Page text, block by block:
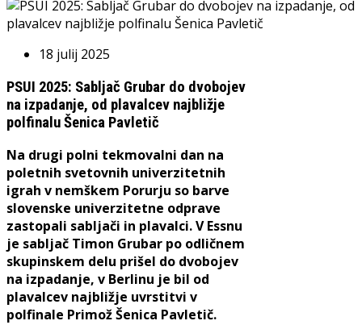
18 julij 2025
PSUI 2025: Sabljač Grubar do dvobojev
na izpadanje, od plavalcev najbližje
polfinalu Šenica Pavletič
Na drugi polni tekmovalni dan na
poletnih svetovnih univerzitetnih
igrah v nemškem Porurju so barve
slovenske univerzitetne odprave
zastopali sabljači in plavalci. V Essnu
je sabljač Timon Grubar po odličnem
skupinskem delu prišel do dvobojev
na izpadanje, v Berlinu je bil od
plavalcev najbližje uvrstitvi v
polfinale Primož Šenica Pavletič.